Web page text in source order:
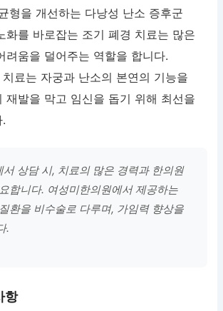
형을 개선하는 다낭성 난소 증후군
화를 바로잡는 조기 폐경 치료는 많은
려움을 덜어주는 역할을 합니다.
료는 자궁과 난소의 본연의 기능을
재발을 막고 임신을 돕기 위해 최선을
서 상담 시, 치료의 많은 경력과 한의원
합니다. 여성미한의원에서 제공하는
환을 비수술로 다루며, 가임력 향상을
.
항